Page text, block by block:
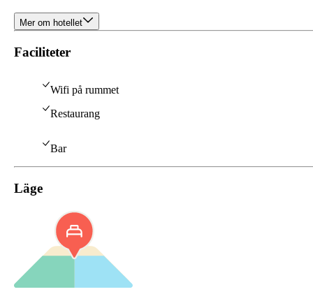
Mer om hotellet
Faciliteter
Wifi på rummet
Restaurang
Bar
Läge